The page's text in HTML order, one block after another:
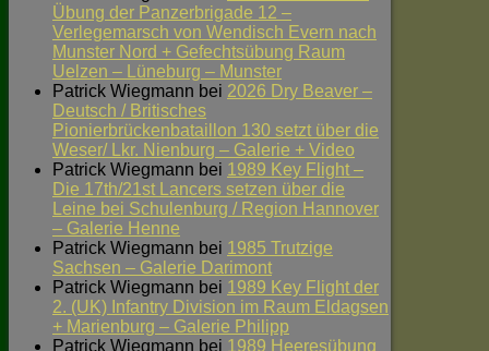
Übung der Panzerbrigade 12 –
Verlegemarsch von Wendisch Evern nach
Munster Nord + Gefechtsübung Raum
Uelzen – Lüneburg – Munster
Patrick Wiegmann bei 2026 Dry Beaver –
Deutsch / Britisches
Pionierbrückenbataillon 130 setzt über die
Weser/ Lkr. Nienburg – Galerie + Video
Patrick Wiegmann bei 1989 Key Flight –
Die 17th/21st Lancers setzen über die
Leine bei Schulenburg / Region Hannover
– Galerie Henne
Patrick Wiegmann bei 1985 Trutzige
Sachsen – Galerie Darimont
Patrick Wiegmann bei 1989 Key Flight der
2. (UK) Infantry Division im Raum Eldagsen
+ Marienburg – Galerie Philipp
Patrick Wiegmann bei 1989 Heeresübung